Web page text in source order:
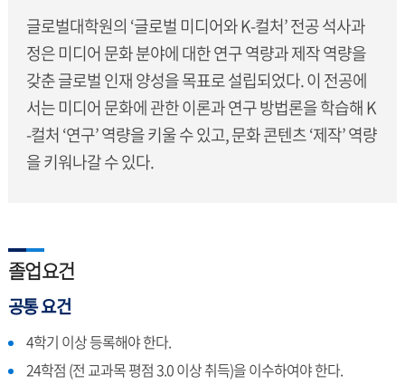
글로벌대학원의 ‘글로벌 미디어와 K-컬처’ 전공 석사과
정은 미디어 문화 분야에 대한 연구 역량과 제작 역량을
갖춘 글로벌 인재 양성을 목표로 설립되었다. 이 전공에
서는 미디어 문화에 관한 이론과 연구 방법론을 학습해 K
-컬처 ‘연구’ 역량을 키울 수 있고, 문화 콘텐츠 ‘제작’ 역량
을 키워나갈 수 있다.
졸업요건
공통 요건
4학기 이상 등록해야 한다.
24학점 (전 교과목 평점 3.0 이상 취득)을 이수하여야 한다.